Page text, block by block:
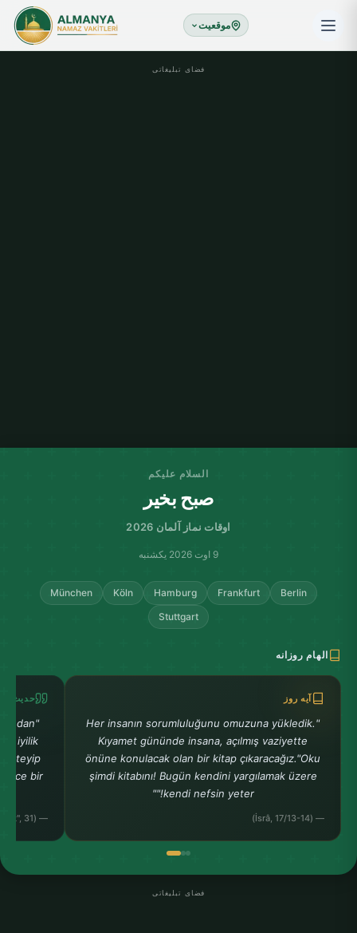
موقعیت
فضای تبلیغاتی
السلام علیکم
صبح بخیر
اوقات نماز آلمان 2026
9 اوت 2026 یکشنبه
Berlin
Frankfurt
Hamburg
Köln
München
Stuttgart
الهام روزانه
آیه روز
"Her insanın sorumluluğunu omuzuna yükledik.
Kıyamet gününde insana, açılmış vaziyette
önüne konulacak olan bir kitap çıkaracağız."Oku
şimdi kitabını! Bugün kendini yargılamak üzere
kendi nefsin yeter!""
— (İsrâ, 17/13-14)
حدیث
iyilik
isteyip
bir
— (Buhârî, "Rikâk", 31)
فضای تبلیغاتی